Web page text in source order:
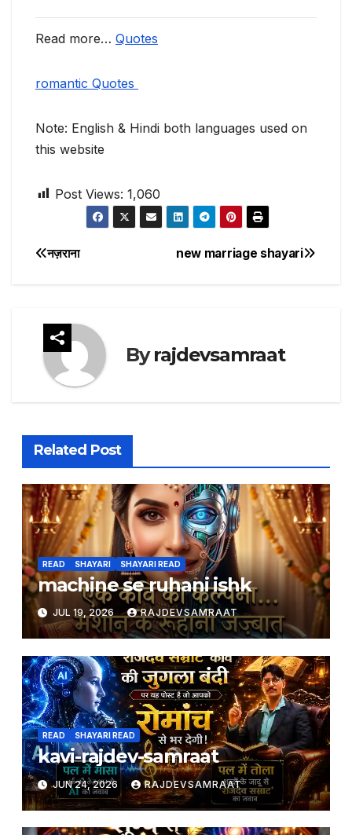
Read more… Quotes
romantic Quotes
Note: English & Hindi both languages used on
this website
Post Views: 1,060
Post
new marriage shayari
नज़राना
Byrajdevsamraat
Related Post
READ SHAYARI SHAYARI READ
machine se ruhani ishk
JUL 19, 2026 RAJDEVSAMRAAT
READ SHAYARI READ
kavi-rajdev-samraat
JUN 24, 2026 RAJDEVSAMRAAT